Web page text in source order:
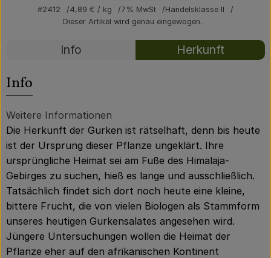
Catering
#2412 4,89 € / kg 7% MwSt
Handelsklasse II
Dieser Artikel wird genau eingewogen.
Rezepte
Info Herkunft
Info
Weitere Informationen
Die Herkunft der Gurken ist rätselhaft, denn bis heute
ist der Ursprung dieser Pflanze ungeklärt. Ihre
ursprüngliche Heimat sei am Fuße des Himalaja-
Gebirges zu suchen, hieß es lange und ausschließlich.
Tatsächlich findet sich dort noch heute eine kleine,
bittere Frucht, die von vielen Biologen als Stammform
unseres heutigen Gurkensalates angesehen wird.
Jüngere Untersuchungen wollen die Heimat der
Pflanze eher auf den afrikanischen Kontinent